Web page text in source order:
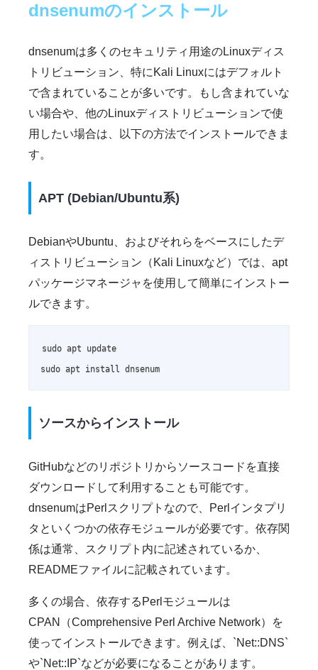
dnsenumのインストール
dnsenumは多くのセキュリティ用途のLinuxディス
トリビューション、特にKali Linuxにはデフォルト
で含まれていることが多いです。もし含まれていな
い場合や、他のLinuxディストリビューションで使
用したい場合は、以下の方法でインストールできま
す。
APT (Debian/Ubuntu系)
DebianやUbuntu、およびそれらをベースにしたデ
ィストリビューション（Kali Linuxなど）では、apt
パッケージマネージャを使用して簡単にインストー
ルできます。
sudo apt update
sudo apt install dnsenum
ソースからインストール
GitHubなどのリポジトリからソースコードを直接
ダウンロードして利用することも可能です。
dnsenumはPerlスクリプトなので、Perlインタプリ
タといくつかの依存モジュールが必要です。依存関
係は通常、スクリプト内に記述されているか、
READMEファイルに記載されています。
多くの場合、依存するPerlモジュールは
CPAN（Comprehensive Perl Archive Network）を
使ってインストールできます。例えば、`Net::DNS`
や`Net::IP`などが必要になることがあります。